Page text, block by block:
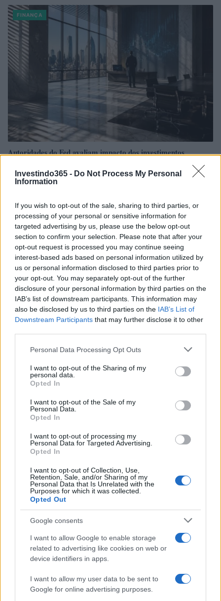
Investindo365 - Do Not Process My Personal
Information
If you wish to opt-out of the sale, sharing to third parties, or
processing of your personal or sensitive information for
targeted advertising by us, please use the below opt-out
section to confirm your selection. Please note that after your
opt-out request is processed you may continue seeing
interest-based ads based on personal information utilized by
us or personal information disclosed to third parties prior to
your opt-out. You may separately opt-out of the further
disclosure of your personal information by third parties on the
IAB’s list of downstream participants. This information may
also be disclosed by us to third parties on the IAB’s List of
Downstream Participants that may further disclose it to other
Please note that this website/app uses one or more Google
not limited to your visit or usage behaviour. You may click to
grant or deny consent to Google and its third-party tags to
use your data for below specified purposes in below Google
consent section.
Personal Data Processing Opt Outs
I want to opt-out of the Sharing of my
personal data.
Opted In
I want to opt-out of the Sale of my
Personal Data.
Opted In
I want to opt-out of processing my
Personal Data for Targeted Advertising.
Opted In
I want to opt-out of Collection, Use,
Retention, Sale, and/or Sharing of my
Personal Data that Is Unrelated with the
Purposes for which it was collected.
Opted Out
Google consents
I want to allow Google to enable storage
related to advertising like cookies on web or
device identifiers in apps.
I want to allow my user data to be sent to
Google for online advertising purposes.
FINANÇA
Autoridades do Fed avaliam impacto dos investimentos
Beatriz Almeida · 7 ago 2026
Ouro e dólar sob pressão: como os mercados estão
Beatriz Almeida · 6 ago 2026
FINANÇA
Presidente Lula propõe política fiscal séria para reduzir juros e
critica limitações orçamentárias
Rafael Oliveira · 6 ago 2026